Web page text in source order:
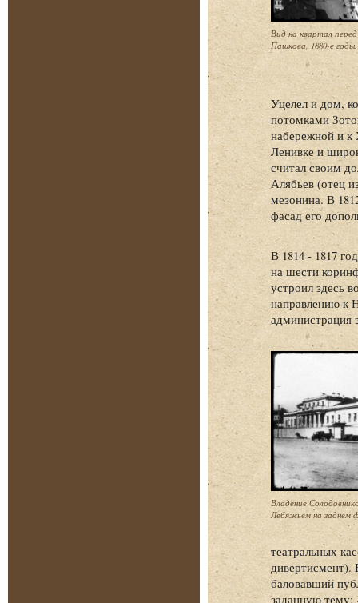
Вид на квартал
Пашкова, 1880-е годы.
Уцелел и дом,
потомками
набережной и к
Ленивке и
считал своим
Алябьев (отец
мезонина. В
фасад его
В 1814 - 1817
на шести
устроил здесь
направлению к
администрация
Владение
Лебяжьем на заднем
театральных
дивертисмент).
баловавший
заданную тему: